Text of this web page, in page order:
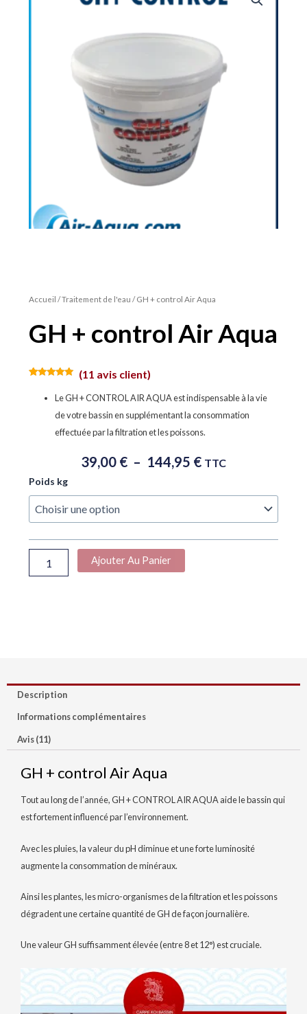
Accueil /Traitement de l'eau / GH + control Air Aqua
GH + control Air Aqua
basé sur
(11 avis client)
Le GH + CONTROL AIR AQUA est indispensable à la vie
de votre bassin en supplémentant la consommation
effectuée par la filtration et les poissons.
39,00 € – 144,95 €Plage
Prix :
À
144,95 €
TTC
Poids kg
quantité
de
GH
+
Air
Aqua
Ajouter Au Panier
Description
Informations complémentaires
Avis (11)
GH + control Air Aqua
Tout au long de l’année, GH + CONTROL AIR AQUA aide le bassin qui
est fortement influencé par l’environnement.
Avec les pluies, la valeur du pH diminue et une forte luminosité
augmente la consommation de minéraux.
Ainsi les plantes, les micro-organismes de la filtration et les poissons
dégradent une certaine quantité de GH de façon journalière.
Une valeur GH suffisamment élevée (entre 8 et 12°) est cruciale.